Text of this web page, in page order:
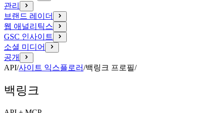
관리
브랜드 레이더
웹 애널리틱스
GSC 인사이트
소셜 미디어
공개
API/사이트 익스플로러/백링크 프로필/
백링크